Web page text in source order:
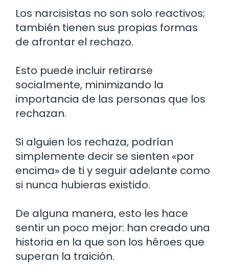
Los narcisistas no son solo reactivos;
también tienen sus propias formas
de afrontar el rechazo.
Esto puede incluir retirarse
socialmente, minimizando la
importancia de las personas que los
rechazan.
Si alguien los rechaza, podrían
simplemente decir se sienten «por
encima» de ti y seguir adelante como
si nunca hubieras existido.
De alguna manera, esto les hace
sentir un poco mejor: han creado una
historia en la que son los héroes que
superan la traición.